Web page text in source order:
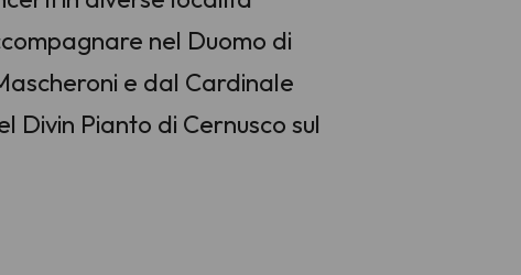
nel Duomo di
e dal Cardinale
Pianto di Cernusco sul